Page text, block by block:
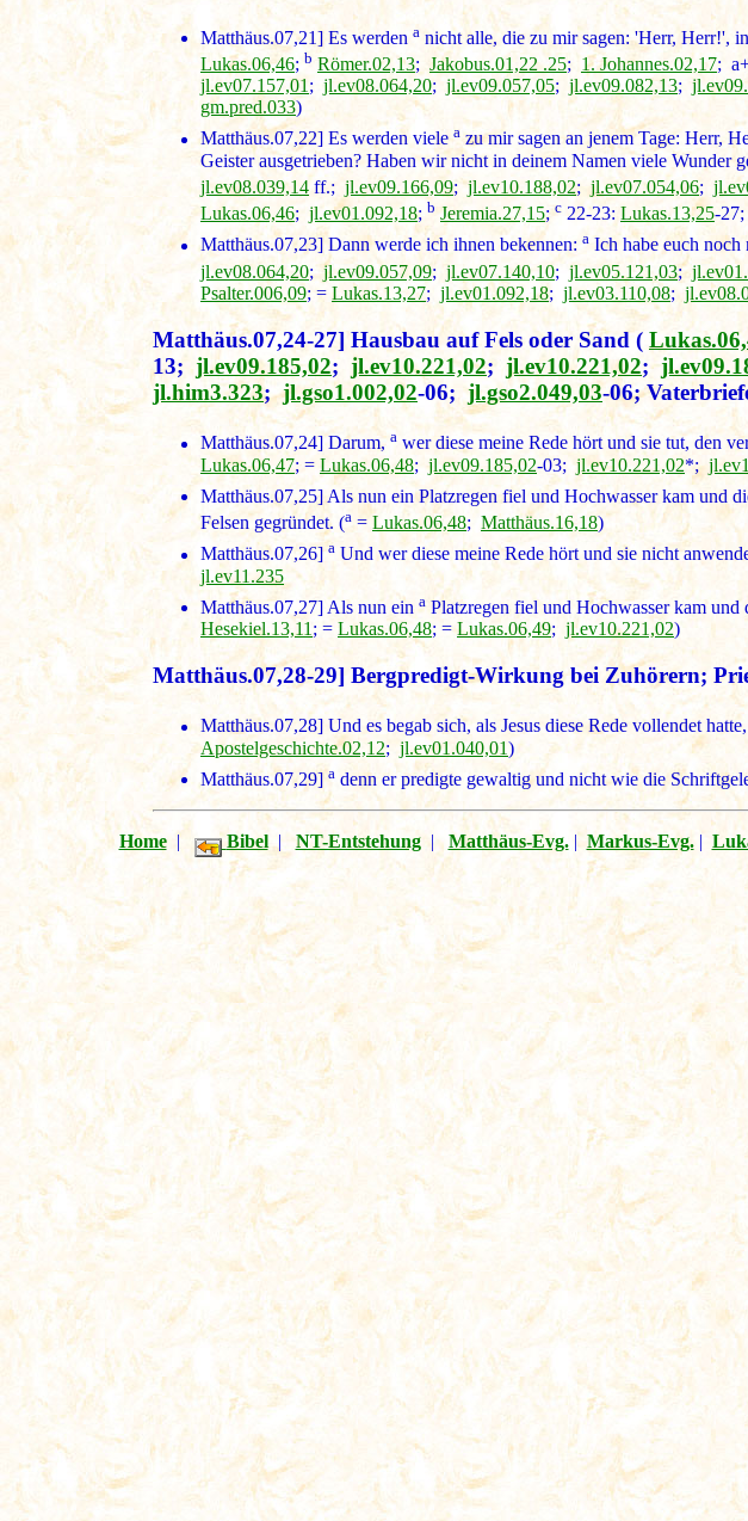
Matthäus.07,21] Es werden a nicht alle, die zu mir sagen: 'Herr, Herr!',
Lukas.06,46; b Römer.02,13; Jakobus.01,22 .25; 1. Johannes.02,17;
jl.ev07.157,01 ; jl.ev08.064,20; jl.ev09.057,05; jl.ev09.082,13;
gm.pred.033)
Matthäus.07,22] Es werden vielea zu mir sagen an jenem Tage: Herr,
Geister ausgetrieben? Haben wir nicht in deinem Namen viele Wunder
jl.ev08.039,14 ff.; jl.ev09.166,09;jl.ev10.188,02;jl.ev07.054,06;
Lukas.06,46; jl.ev01.092,18; b Jeremia.27,15; c 22-23: Lukas.13,25-27;
Matthäus.07,23] Dann werde ich ihnen bekennen: a Ich habe euch noch
jl.ev08.064,20;jl.ev09.057,09; jl.ev07.140,10; jl.ev05.121,03;
Psalter.006,09; = Lukas.13,27; jl.ev01.092,18; jl.ev03.110,08;
Matthäus.07,24-27] Hausbau auf Fels oder Sand(
13;jl.ev09.185,02; jl.ev10.221,02; jl.ev10.221,02;
jl.him3.323;jl.gso1.002,02-06;jl.gso2.049,03-06;
Matthäus.07,24]Darum, a wer diese meine Rede hört und sie tut, den
Lukas.06,47; = Lukas.06,48;jl.ev09.185,02-03; jl.ev10.221,02*;
Matthäus.07,25]Als nun ein Platzregen fiel und Hochwasser kam und
Felsen gegründet. (a =Lukas.06,48; Matthäus.16,18)
Matthäus.07,26] a Und wer diese meine Rede hört und sie nicht
jl.ev11.235
Matthäus.07,27] Als nun ein a Platzregen fiel und Hochwasser kam
Hesekiel.13,11 ; = Lukas.06,48; =Lukas.06,49; jl.ev10.221,02)
Matthäus.07,28-29] Bergpredigt-Wirkung bei Zuhörern;
Matthäus.07,28] Und es begab sich, als Jesus diese Rede vollendet
Apostelgeschichte.02,12; jl.ev01.040,01)
Matthäus.07,29] a denn er predigte gewaltig und nicht wie die
Home| Bibel| NT-Entstehung| Matthäus-Evg.| Markus-Evg.|